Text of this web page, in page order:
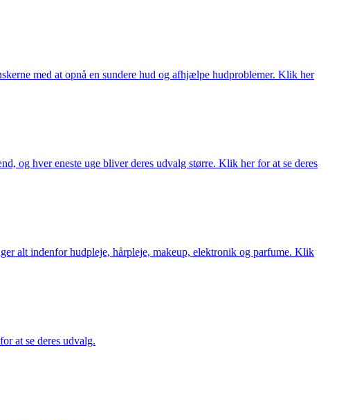
med at opnå en sundere hud og afhjælpe hudproblemer. Klik her
og hver eneste uge bliver deres udvalg større. Klik her for at se deres
alt indenfor hudpleje, hårpleje, makeup, elektronik og parfume. Klik
at se deres udvalg.